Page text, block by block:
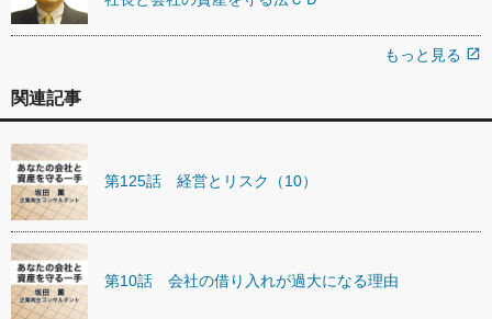
もっと見る open_in_new
関連記事
第125話 経営とリスク（10）
第10話 会社の借り入れが過大になる理由